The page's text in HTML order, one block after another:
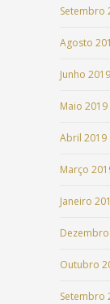
Setembro
Agosto
Junho 2019
Maio 2019
Abril 2019
Março
Janeiro
Outubro
Setembro